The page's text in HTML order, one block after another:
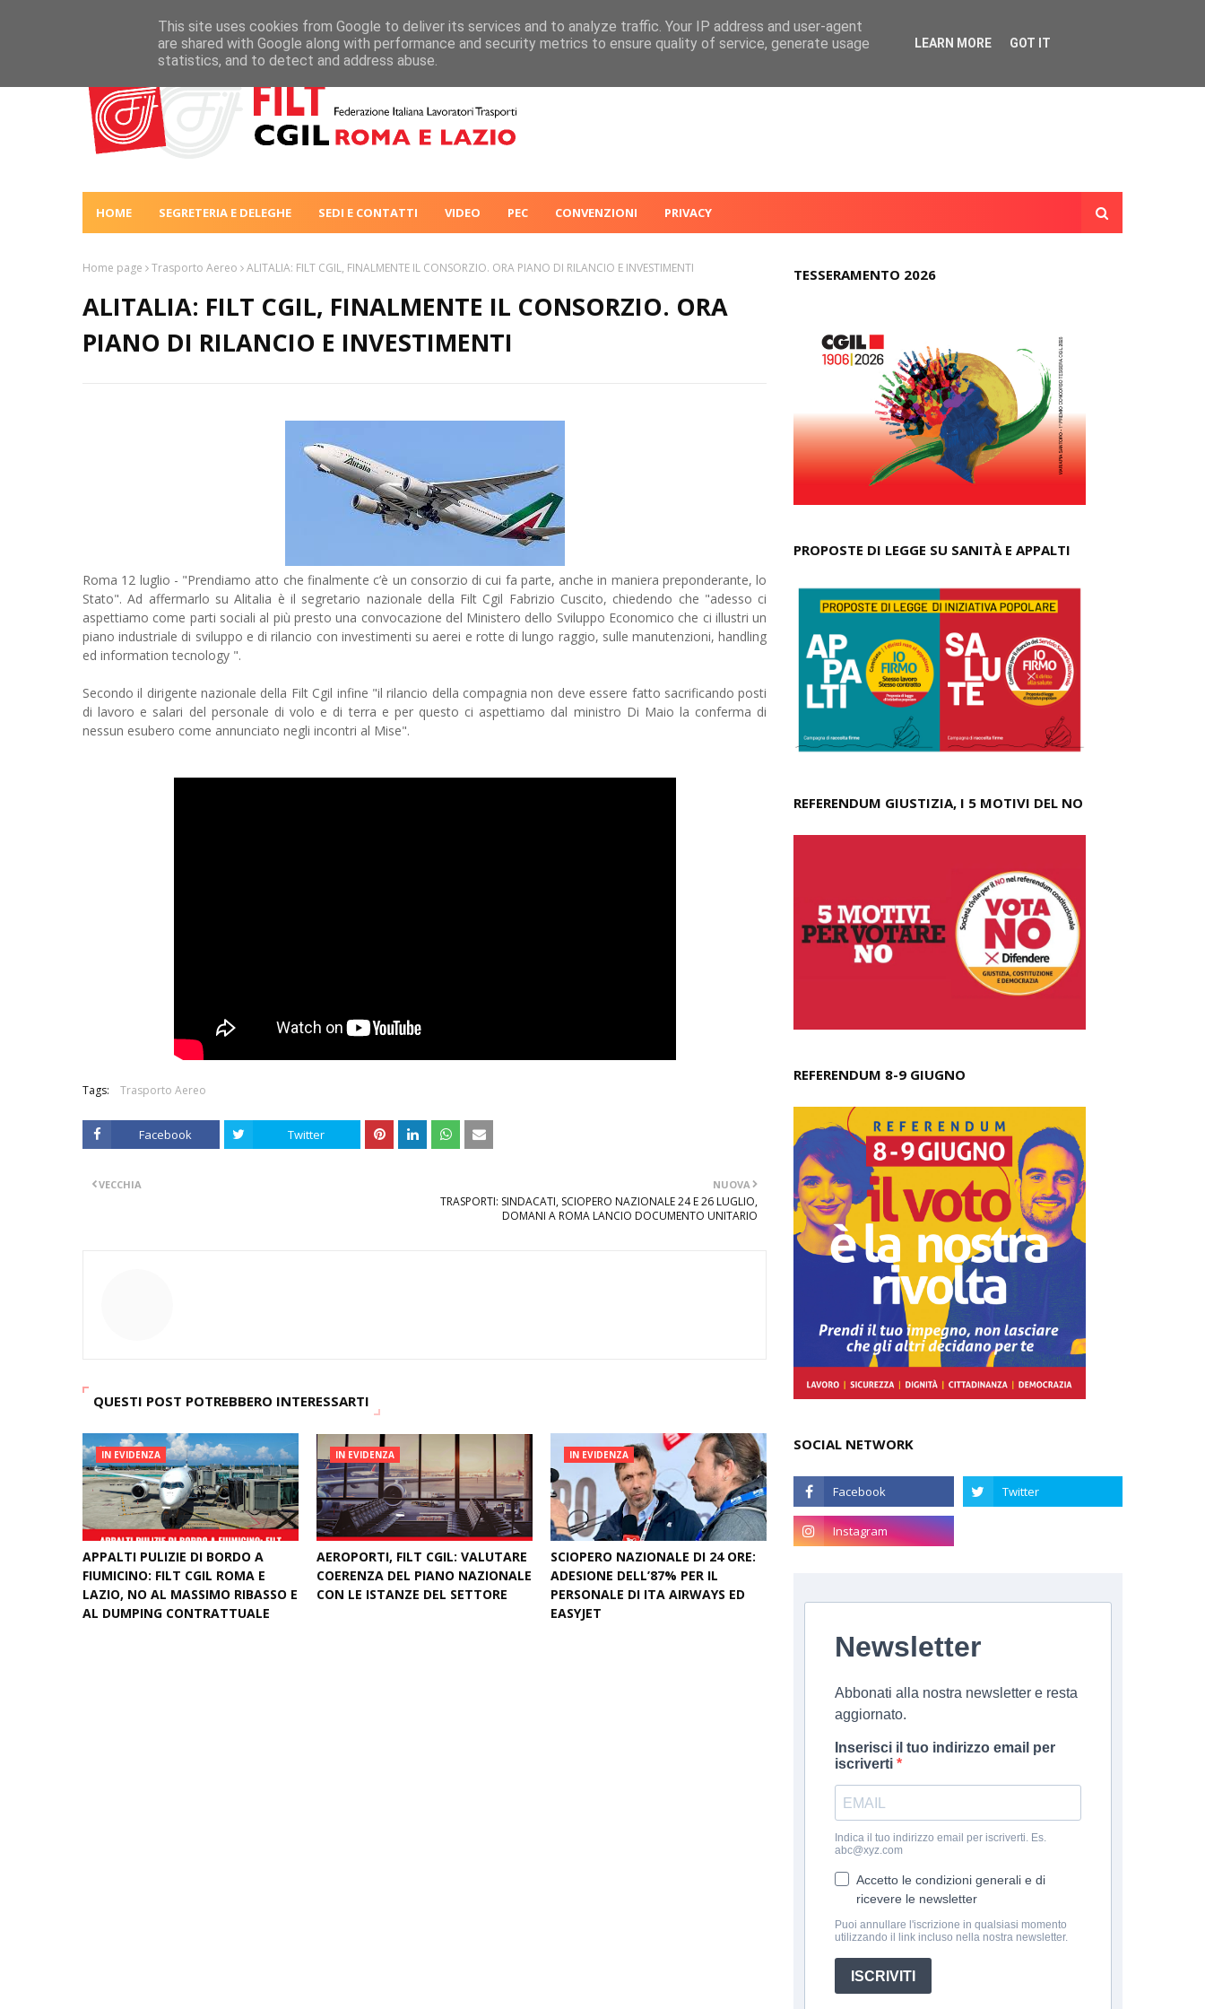
HOME SEGRETERIA E DELEGHE SEDI E CONTATTI VIDEO PEC CONVENZIONI PRIVACY
Home page Trasporto Aereo ALITALIA: FILT CGIL, FINALMENTE IL CONSORZIO. ORA PIANO DI RILANCIO E INVESTIMENTI
ALITALIA: FILT CGIL, FINALMENTE IL CONSORZIO. ORA
PIANO DI RILANCIO E INVESTIMENTI
Roma 12 luglio - "Prendiamo atto che finalmente c’è un consorzio di cui fa parte, anche in maniera preponderante, lo
Stato". Ad affermarlo su Alitalia è il segretario nazionale della Filt Cgil Fabrizio Cuscito, chiedendo che "adesso ci
aspettiamo come parti sociali al più presto una convocazione del Ministero dello Sviluppo Economico che ci illustri un
piano industriale di sviluppo e di rilancio con investimenti su aerei e rotte di lungo raggio, sulle manutenzioni, handling
ed information tecnology ".
Secondo il dirigente nazionale della Filt Cgil infine "il rilancio della compagnia non deve essere fatto sacrificando posti
di lavoro e salari del personale di volo e di terra e per questo ci aspettiamo dal ministro Di Maio la conferma di
nessun esubero come annunciato negli incontri al Mise".
Tags: Trasporto Aereo
Facebook Twitter
NUOVA
TRASPORTI: SINDACATI, SCIOPERO NAZIONALE 24 E 26 LUGLIO,
DOMANI A ROMA LANCIO DOCUMENTO UNITARIO
VECCHIA
QUESTI POST POTREBBERO INTERESSARTI
IN EVIDENZA
APPALTI PULIZIE DI BORDO A
FIUMICINO: FILT CGIL ROMA E
LAZIO, NO AL MASSIMO RIBASSO E
AL DUMPING CONTRATTUALE
IN EVIDENZA
AEROPORTI, FILT CGIL: VALUTARE
COERENZA DEL PIANO NAZIONALE
CON LE ISTANZE DEL SETTORE
IN EVIDENZA
SCIOPERO NAZIONALE DI 24 ORE:
ADESIONE DELL’87% PER IL
PERSONALE DI ITA AIRWAYS ED
EASYJET
TESSERAMENTO 2026
PROPOSTE DI LEGGE SU SANITÀ E APPALTI
REFERENDUM GIUSTIZIA, I 5 MOTIVI DEL NO
REFERENDUM 8-9 GIUGNO
SOCIAL NETWORK
Newsletter
Abbonati alla nostra newsletter e resta
aggiornato.
Inserisci il tuo indirizzo email per
iscriverti
Indica il tuo indirizzo email per iscriverti. Es.
abc@xyz.com
Accetto le condizioni generali e di
ricevere le newsletter
Puoi annullare l'iscrizione in qualsiasi momento
utilizzando il link incluso nella nostra newsletter.
ISCRIVITI
This site uses cookies from Google to deliver its services and to analyze traffic. Your IP address and user-agent
are shared with Google along with performance and security metrics to ensure quality of service, generate usage
statistics, and to detect and address abuse.
LEARN MORE GOT IT